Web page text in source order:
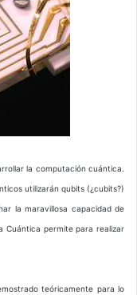
la computación cuántica.
utilizarán qubits (¿cubits?)
la maravillosa capacidad de
Cuántica permite para realizar
teóricamente para lo